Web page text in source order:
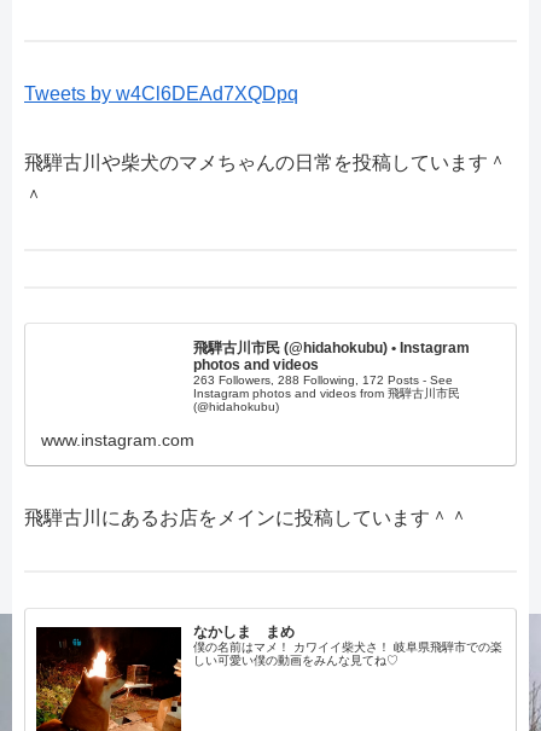
Tweets by w4Cl6DEAd7XQDpq
飛騨古川や柴犬のマメちゃんの日常を投稿しています＾
＾
飛騨古川市民 (@hidahokubu) • Instagram
photos and videos
263 Followers, 288 Following, 172 Posts - See
Instagram photos and videos from 飛騨古川市民
(@hidahokubu)
www.instagram.com
飛騨古川にあるお店をメインに投稿しています＾＾
なかしま まめ
僕の名前はマメ！ カワイイ柴犬さ！ 岐阜県飛騨市での楽
しい可愛い僕の動画をみんな見てね♡